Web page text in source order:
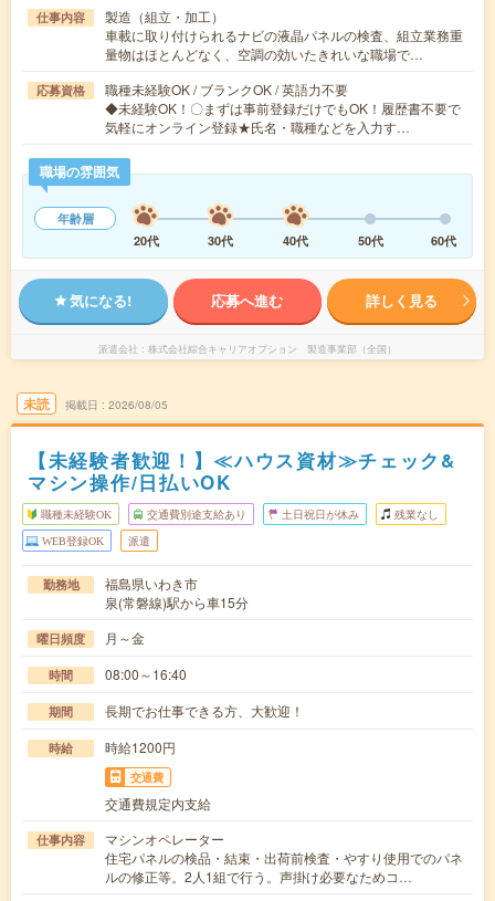
仕事内容
製造（組立・加工）
車載に取り付けられるナビの液晶パネルの検査、組立業務重
量物はほとんどなく、空調の効いたきれいな職場で…
応募資格
職種未経験OK / ブランクOK / 英語力不要
◆未経験OK！〇まずは事前登録だけでもOK！履歴書不要で
気軽にオンライン登録★氏名・職種などを入力す…
職場の雰囲気
年齢層
20代
30代 40代 50代 60代
気になる! 応募へ進む 詳しく見る
派遣会社 株式会社綜合キャリアオプション 製造事業部（全国）
未読 掲載日 2026/08/05
【未経験者歓迎！】≪ハウス資材≫チェック&
マシン操作/日払いOK
職種未経験OK 交通費別途支給あり 土日祝日が休み 残業なし
WEB登録OK 派遣
勤務地
福島県いわき市
泉(常磐線)駅から車15分
曜日頻度 月～金
時間 08:00～16:40
期間 長期でお仕事できる方、大歓迎！
時給 時給1200円
交通費
交通費規定内支給
仕事内容
マシンオペレーター
住宅パネルの検品・結束・出荷前検査・やすり使用でのパネ
ルの修正等。2人1組で行う。声掛け必要なためコ…